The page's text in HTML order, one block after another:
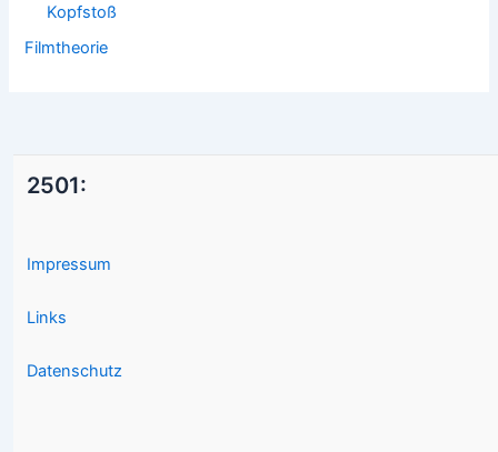
Kopfstoß
Filmtheorie
2501:
Impressum
Links
Datenschutz